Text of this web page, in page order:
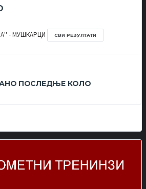
- МУШКАРЦИ СВИ РЕЗУЛТАТИ
ПОСЛЕДЊЕ КОЛО